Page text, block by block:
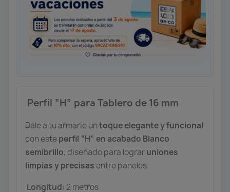
️ Perfil “H” para Tablero de 16 mm
Dale a tu armario untoque elegante y funcional
con esteperfil “H” en acabado Blanco
semibrillo, diseñado para lograruniones
limpias y precisas entre paneles.
Longitud: 2 metros